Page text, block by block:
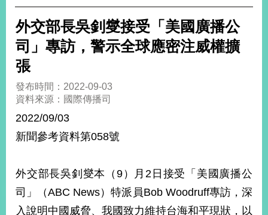
熱
總
合
外
交
值
經
濟
外交部長吳釗燮接受「美國廣播公
司」專訪，警示全球應密注威權擴
張
發布時間：2022-09-03
資料來源：國際傳播司
2022/09/03
新聞參考資料第058號
外交部長吳釗燮本（9）月2日接受「美國廣播公
司」（ABC News）特派員Bob Woodruff專訪，深
入說明中國威脅、我國致力維持台海和平現狀，以